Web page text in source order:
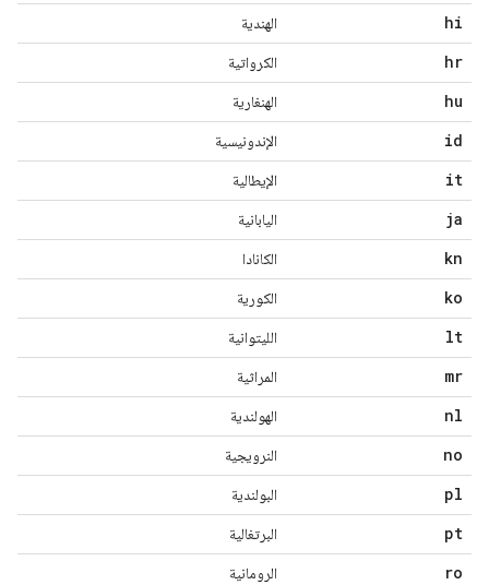
hi الهندية
hr الكرواتية
hu الهنغارية
id الإندونيسية
it الإيطالية
ja اليابانية
kn الكانادا
ko الكورية
lt الليتوانية
mr المراثية
nl الهولندية
no النرويجية
pl البولندية
pt البرتغالية
ro الرومانية